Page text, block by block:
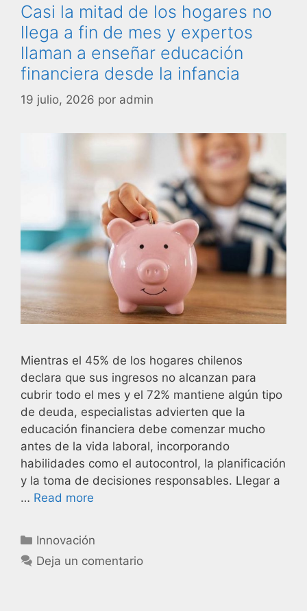
Casi la mitad de los hogares no
llega a fin de mes y expertos
llaman a enseñar educación
financiera desde la infancia
19 julio, 2026 por admin
Mientras el 45% de los hogares chilenos
declara que sus ingresos no alcanzan para
cubrir todo el mes y el 72% mantiene algún tipo
de deuda, especialistas advierten que la
educación financiera debe comenzar mucho
antes de la vida laboral, incorporando
habilidades como el autocontrol, la planificación
y la toma de decisiones responsables. Llegar a
… Read more
Innovación
Deja un comentario